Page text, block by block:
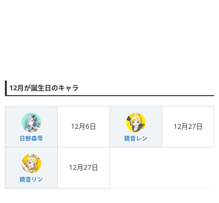
12月が誕生日のキャラ
日野森雫
12月6日
鏡音レン
12月27日
鏡音リン
12月27日